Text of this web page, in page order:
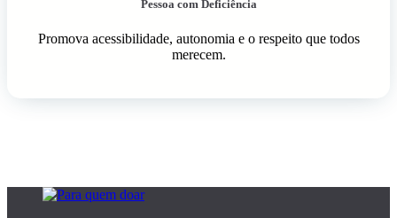
Pessoa com Deficiência
Promova acessibilidade, autonomia e o respeito que todos
merecem.